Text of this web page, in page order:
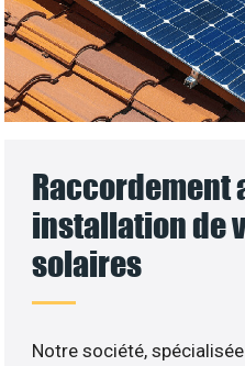
Raccordement
installation de
solaires
Notre société,